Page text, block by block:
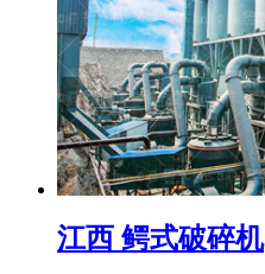
江西 鳄式破碎机